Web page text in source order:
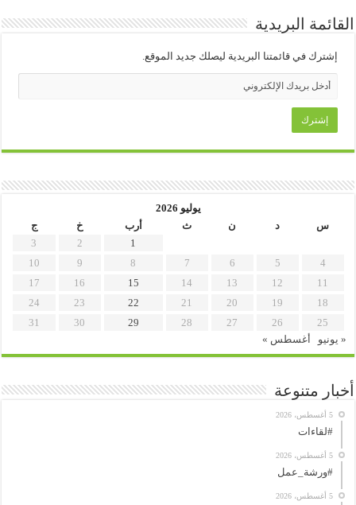
القائمة البريدية
إشترك في قائمتنا البريدية ليصلك جديد الموقع.
يوليو 2026
س
د ن ث أرب خ
ج
1
2
3
4
5
6
7
8
9
10
11
12
13
14
15
16
17
18
19
20
21
22
23
24
25
26
27
28
29
30
31
« يونيو
أغسطس »
أخبار متنوعة
5 أغسطس، 2026
#لقاءات
5 أغسطس، 2026
#ورشة_عمل
5 أغسطس، 2026